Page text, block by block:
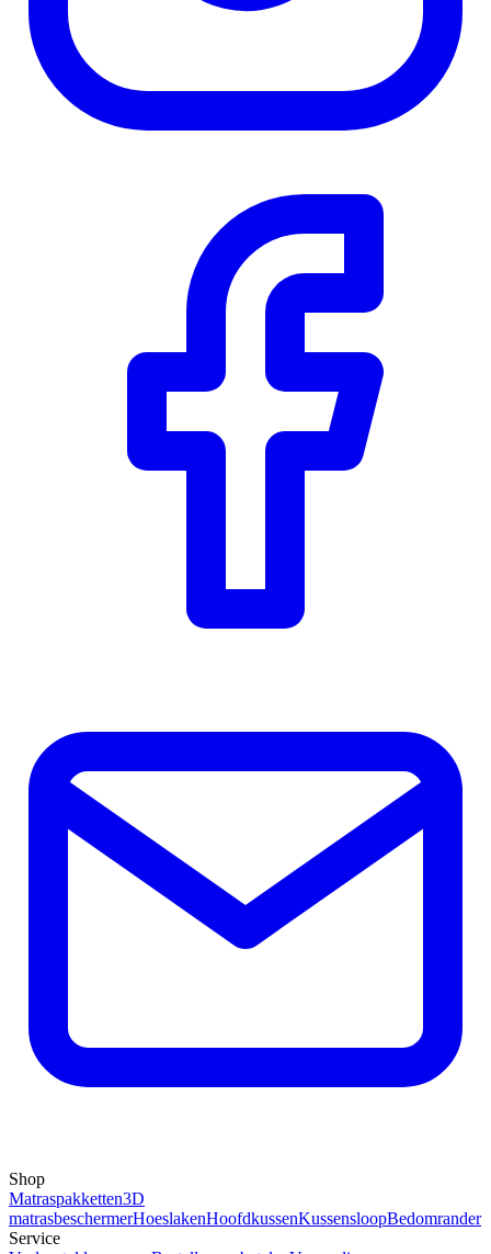
Shop
Matraspakketten3D
matrasbeschermerHoeslakenHoofdkussenKussensloopBedomrander
Service